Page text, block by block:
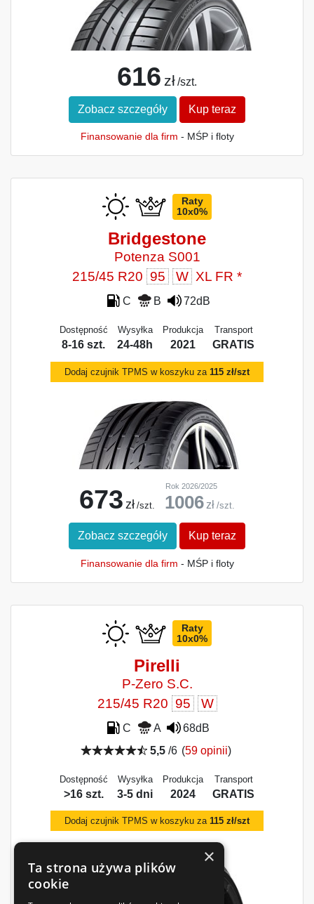
616 zł /szt.
Zobacz szczegóły Kup teraz
Finansowanie dla firm - MŚP i floty
Raty
10x0%
Bridgestone
Potenza S001
215/45 R20 95 W XL FR *
C B 72dB
Dostępność
8-16 szt.
Wysyłka
24-48h
Produkcja
2021
Transport
GRATIS
Dodaj czujnik TPMS w koszyku za 115 zł/szt
673 zł /szt.
Rok 2026/2025
1006zł /szt.
Zobacz szczegóły Kup teraz
Finansowanie dla firm - MŚP i floty
Raty
10x0%
Pirelli
P-Zero S.C.
215/45 R20 95 W
C A
68dB
5,5/6 (59 opinii)
Dostępność
>16 szt.
Wysyłka
3-5 dni
Produkcja
2024
Transport
GRATIS
Dodaj czujnik TPMS w koszyku za 115 zł/szt
×
Ta strona używa plików
cookie